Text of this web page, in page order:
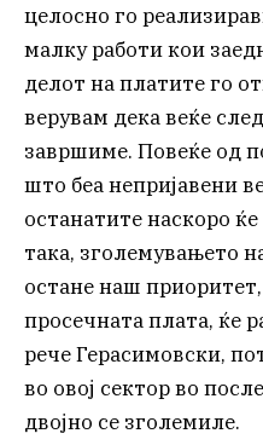
целосно го
малку работи кои
делот на платите го
верувам дека веќе
завршиме. Повеќе од
што беа непријавени
останатите наскоро
така, зголемувањето
остане наш приоритет,
просечната плата, ќе
рече Герасимовски,
во овој сектор во
двојно се зголемиле.